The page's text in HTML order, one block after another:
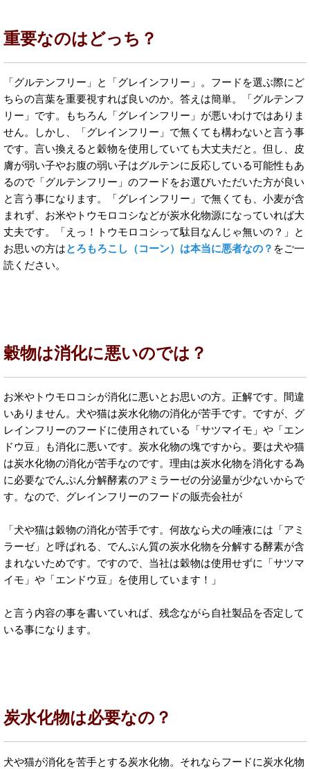
重要なのはどっち？
「グルテンフリー」と「グレインフリー」。フードを選ぶ際にど
ちらの言葉を重要視すれば良いのか。答えは簡単。「グルテンフ
リー」です。もちろん「グレインフリー」が悪いわけではありま
せん。しかし、「グレインフリー」で無くても構わないと言う事
です。言い換えると穀物を使用していても大丈夫だと。但し、皮
膚が弱い子やお腹の弱い子はグルテンに反応している可能性もあ
るので「グルテンフリー」のフードをお選びいただいた方が良い
と言う事になります。「グレインフリー」で無くても、小麦が含
まれず、お米やトウモロコシなどが炭水化物源になっていれば大
丈夫です。「えっ！トウモロコシって駄目なんじゃ無いの？」と
お思いの方はとろもろこし（コーン）は本当に悪者なの？ をご一
読ください。
穀物は消化に悪いのでは？
お米やトウモロコシが消化に悪いとお思いの方。正解です。間違
いありません。犬や猫は炭水化物の消化が苦手です。ですが、グ
レインフリーのフードに使用されている「サツマイモ」や「エン
ドウ豆」も消化に悪いです。炭水化物の塊ですから。要は犬や猫
は炭水化物の消化が苦手なのです。理由は炭水化物を消化する為
に必要なでんぷん分解酵素のアミラーゼの分泌量が少ないからで
す。なので、グレインフリーのフードの販売会社が
「犬や猫は穀物の消化が苦手です。何故なら犬の唾液には「アミ
ラーゼ」と呼ばれる、でんぷん質の炭水化物を分解する酵素が含
まれないためです。ですので、当社は穀物は使用せずに「サツマ
イモ」や「エンドウ豆」を使用しています！」
と言う内容の事を書いていれば、残念ながら自社製品を否定して
いる事になります。
炭水化物は必要なの？
犬や猫が消化を苦手とする炭水化物。それならフードに炭水化物